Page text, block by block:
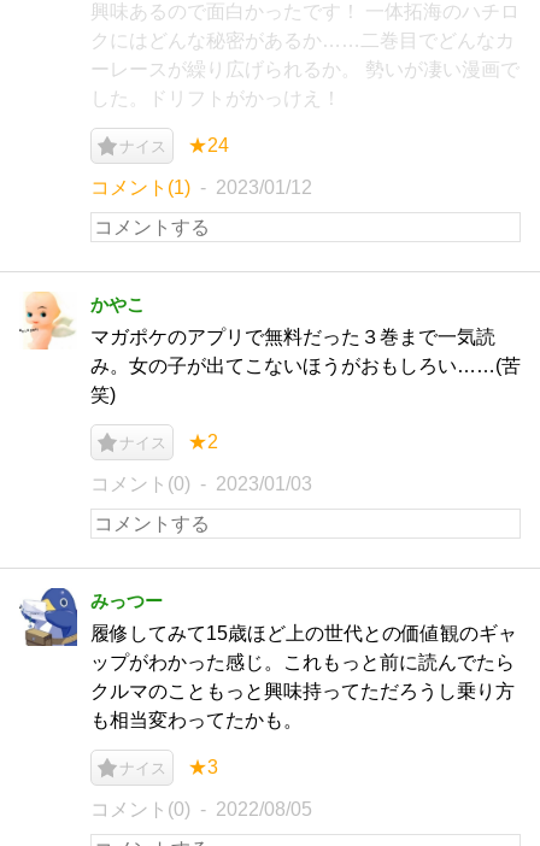
興味あるので面白かったです！ 一体拓海のハチロ
クにはどんな秘密があるか……二巻目でどんなカ
ーレースが繰り広げられるか。 勢いが凄い漫画で
した。ドリフトがかっけえ！
ナイス ★24
コメント(1) 2023/01/12
かやこ
マガポケのアプリで無料だった３巻まで一気読
み。女の子が出てこないほうがおもしろい……(苦
笑)
ナイス ★2
コメント(0) 2023/01/03
みっつー
履修してみて15歳ほど上の世代との価値観のギャ
ップがわかった感じ。これもっと前に読んでたら
クルマのこともっと興味持ってただろうし乗り方
も相当変わってたかも。
ナイス ★3
コメント(0) 2022/08/05